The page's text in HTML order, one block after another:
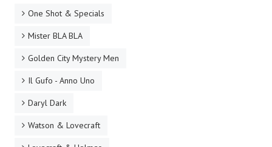
Solaris*
One Shot & Specials
Mister BLA BLA
Golden City Mystery Men
Il Gufo - Anno Uno
Daryl Dark
Watson & Lovecraft